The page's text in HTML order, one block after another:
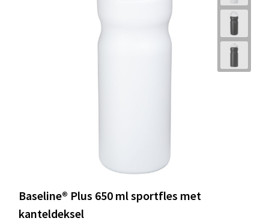
Baseline® Plus 650 ml sportfles met
kanteldeksel